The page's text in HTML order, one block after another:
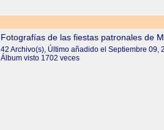
Fotografías de las fiestas patronales de
42 Archivo(s), Último añadido el Septiembre 09,
Álbum visto 1702 veces